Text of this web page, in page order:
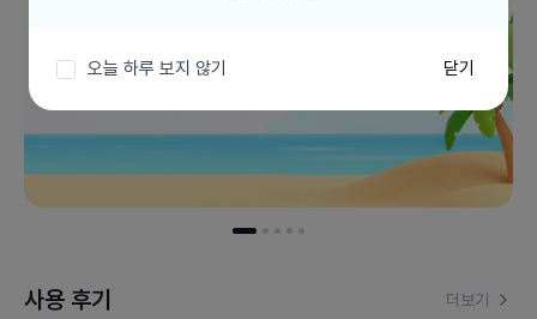
사용 후기 더보기
오늘 하루 보지 않기 닫기